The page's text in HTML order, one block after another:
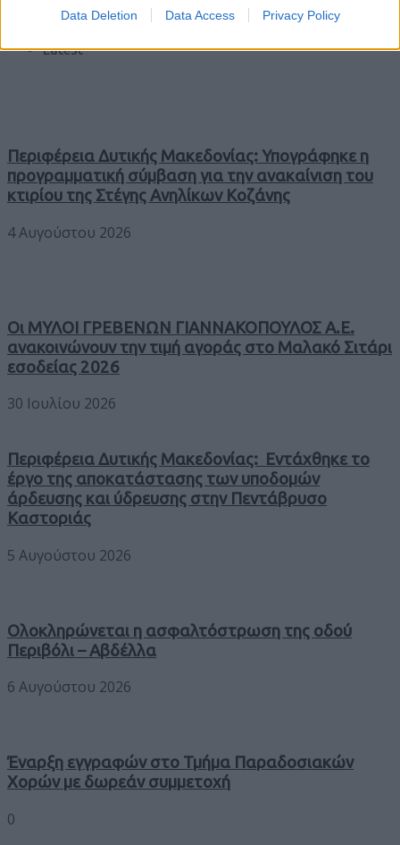
Data Deletion Data Access Privacy Policy
Trending
Latest
Περιφέρεια Δυτικής Μακεδονίας: Υπογράφηκε η
προγραμματική σύμβαση για την ανακαίνιση του
κτιρίου της Στέγης Ανηλίκων Κοζάνης
4 Αυγούστου 2026
Οι ΜΥΛΟΙ ΓΡΕΒΕΝΩΝ ΓΙΑΝΝΑΚΟΠΟΥΛΟΣ Α.Ε.
ανακοινώνουν την τιμή αγοράς στο Μαλακό Σιτάρι
εσοδείας 2026
30 Ιουλίου 2026
Περιφέρεια Δυτικής Μακεδονίας: Εντάχθηκε το
έργο της αποκατάστασης των υποδομών
άρδευσης και ύδρευσης στην Πεντάβρυσο
Καστοριάς
5 Αυγούστου 2026
Ολοκληρώνεται η ασφαλτόστρωση της οδού
Περιβόλι – Αβδέλλα
6 Αυγούστου 2026
Έναρξη εγγραφών στο Τμήμα Παραδοσιακών
Χορών με δωρεάν συμμετοχή
0